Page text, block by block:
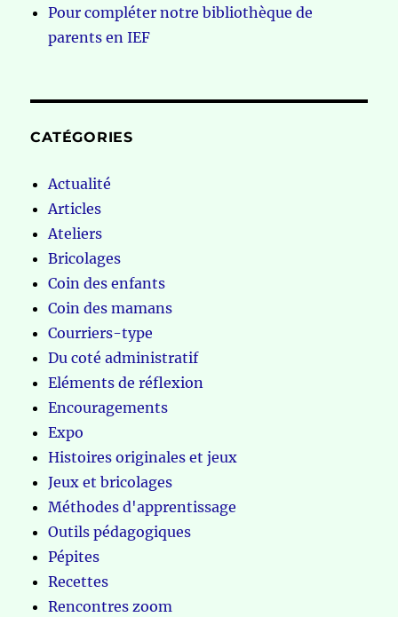
Pour compléter notre bibliothèque de
parents en IEF
CATÉGORIES
Actualité
Articles
Ateliers
Bricolages
Coin des enfants
Coin des mamans
Courriers-type
Du coté administratif
Eléments de réflexion
Encouragements
Expo
Histoires originales et jeux
Jeux et bricolages
Méthodes d'apprentissage
Outils pédagogiques
Pépites
Recettes
Rencontres zoom